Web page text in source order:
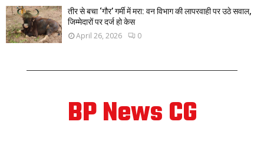
तीर से बचा ‘गौर’ गर्मी में मरा: वन विभाग की लापरवाही पर उठे सवाल,
जिम्मेदारों पर दर्ज हो केस
April 26, 2026 0
BP News CG